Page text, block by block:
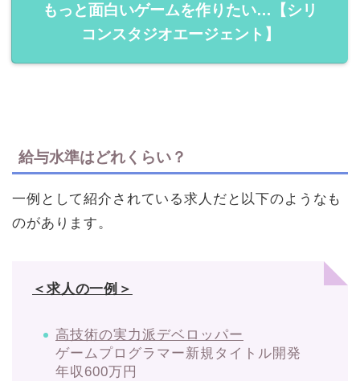
もっと面白いゲームを作りたい…【シリ
コンスタジオエージェント】
給与水準はどれくらい？
一例として紹介されている求人だと以下のようなも
のがあります。
＜求人の一例＞
高技術の実力派デベロッパー
ゲームプログラマー新規タイトル開発
年収600万円